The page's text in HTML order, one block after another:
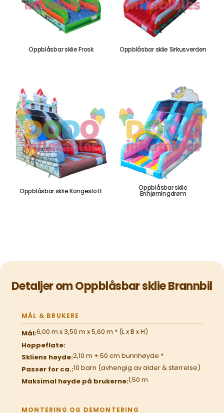
Oppblåsbar sklie Frosk Oppblåsbar sklie Sirkusverden
Oppblåsbar sklie Kongeslott Oppblåsbar sklie
Enhjørningdrøm
Detaljer om Oppblåsbar sklie Brannbil
MÅL & BRUKERE
Mål:6,00 m x 3,50 m x 5,60 m * (L x B x H)
Hoppeflate:
Skliens høyde:2,10 m + 50 cm bunnhøyde *
Passer for ca.:10 barn (avhengig av alder & størrelse)
Maksimal høyde på brukerne:1,50 m
MONTERING OG DEMONTERING